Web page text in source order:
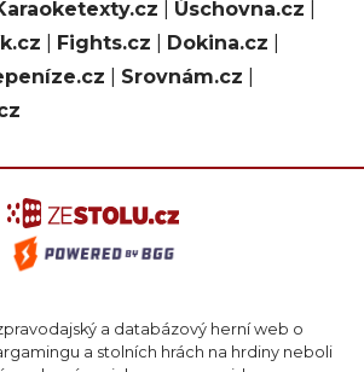
Úschovna.cz
Fights.cz Dokina.cz
Srovnám.cz
a databázový herní web o
a stolních hrách na hrdiny neboli